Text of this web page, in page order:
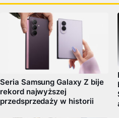
Seria Samsung Galaxy Z bije
rekord najwyższej
przedsprzedaży w historii